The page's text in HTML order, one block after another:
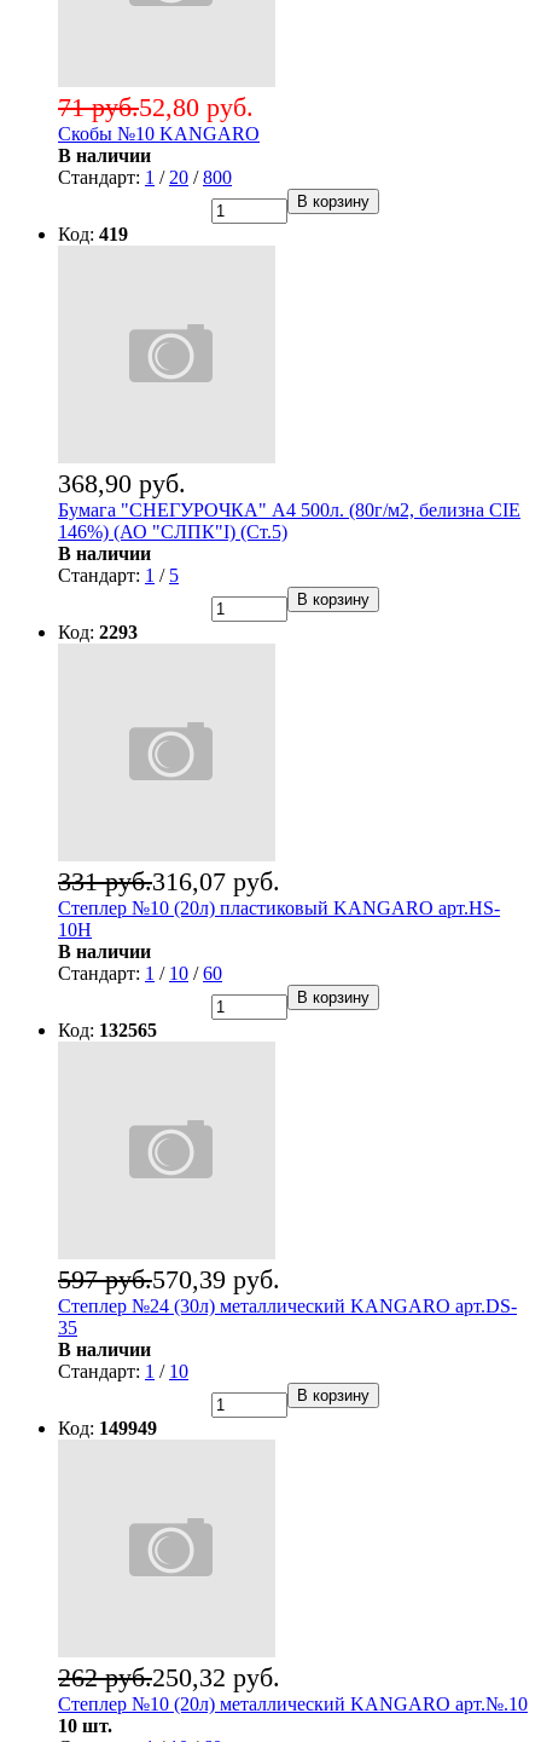
52,80 руб.
71 руб.
Скобы №10 KANGARO
В наличии
Стандарт: 1 / 20 /800
В корзину
Код: 419
368,90 руб.
Бумага "СНЕГУРОЧКА" А4 500л. (80г/м2, белизна CIE
146%) (АО "СЛПК"I) (Ст.5)
В наличии
Стандарт: 1 / 5
В корзину
Код: 2293
316,07 руб.
331 руб.
Степлер №10 (20л) пластиковый KANGARO арт.HS-
10H
В наличии
Стандарт: 1 / 10 /60
В корзину
Код: 132565
570,39 руб.
597 руб.
Степлер №24 (30л) металлический KANGARO арт.DS-
35
В наличии
Стандарт: 1 / 10
В корзину
Код: 149949
250,32 руб.
262 руб.
Степлер №10 (20л) металлический KANGARO арт.№.10
10 шт.